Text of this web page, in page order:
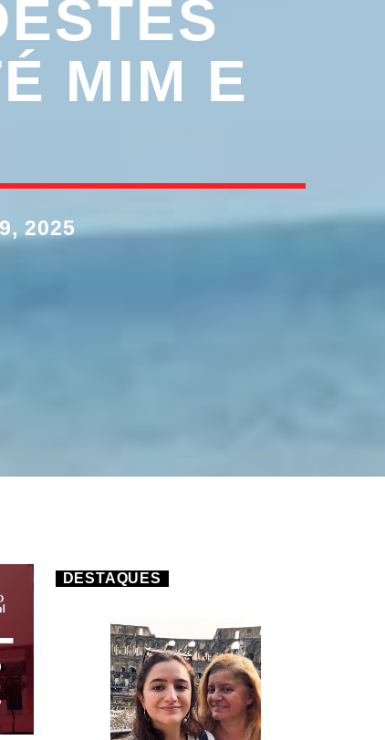
MIM E
2025
DESTAQUES